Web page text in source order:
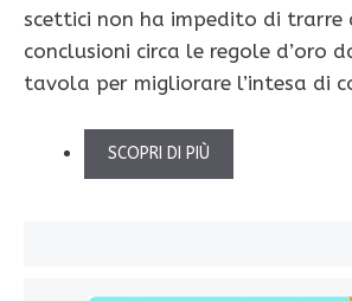
scettici non ha impedito di trarre
conclusioni circa le regole d’oro
tavola per migliorare l’intesa di
SCOPRI DI PIÙ